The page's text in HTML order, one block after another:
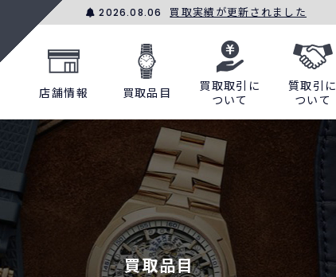
2026.08.06 買取実績が更新されました
店舗情報 買取品目
買取取引に
ついて
質取引に
ついて
買取品目